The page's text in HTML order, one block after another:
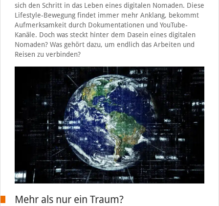
sich den Schritt in das Leben eines digitalen Nomaden. Diese
Lifestyle-Bewegung findet immer mehr Anklang, bekommt
Aufmerksamkeit durch Dokumentationen und YouTube-
Kanäle. Doch was steckt hinter dem Dasein eines digitalen
Nomaden? Was gehört dazu, um endlich das Arbeiten und
Reisen zu verbinden?
Mehr als nur ein Traum?